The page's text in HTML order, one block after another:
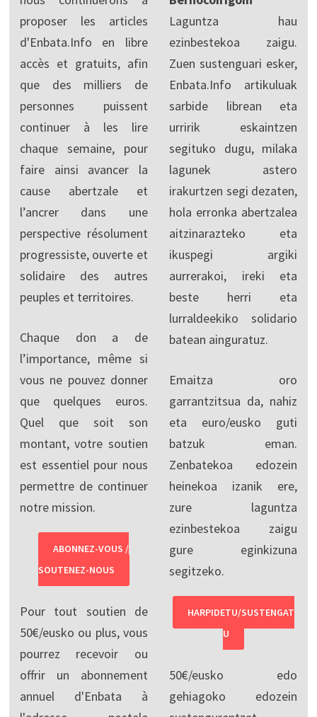
proposer les articles
d'Enbata.Info en libre
accès et gratuits, afin
que des milliers de
personnes puissent
continuer à les lire
chaque semaine, pour
faire ainsi avancer la
cause abertzale et
l’ancrer dans une
perspective résolument
progressiste, ouverte et
solidaire des autres
peuples et territoires.
Chaque don a de
l’importance, même si
vous ne pouvez donner
que quelques euros.
Quel que soit son
montant, votre soutien
est essentiel pour nous
permettre de continuer
notre mission.
ABONNEZ-VOUS /
SOUTENEZ-NOUS
Pour tout soutien de
50€/eusko ou plus, vous
pourrez recevoir ou
offrir un abonnement
annuel d'Enbata à
Laguntza hau
ezinbestekoa zaigu.
Zuen sustenguari esker,
Enbata.Info artikuluak
sarbide librean eta
urririk eskaintzen
segituko dugu, milaka
lagunek astero
irakurtzen segi dezaten,
hola erronka abertzalea
aitzinarazteko eta
ikuspegi argiki
aurrerakoi, ireki eta
beste herri eta
lurraldeekiko solidario
batean ainguratuz.
Emaitza oro
garrantzitsua da, nahiz
eta euro/eusko guti
batzuk eman.
Zenbatekoa edozein
heinekoa izanik ere,
zure laguntza
ezinbestekoa zaigu
gure eginkizuna
segitzeko.
HARPIDETU/SUSTENGAT
U
50€/eusko edo
gehiagoko edozein